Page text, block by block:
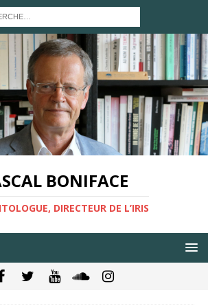
BONIFACE
DIRECTEUR DE L’IRIS